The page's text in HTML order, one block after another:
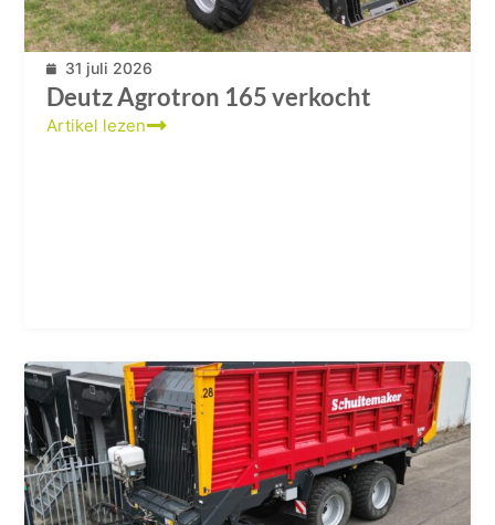
31 juli 2026
Deutz Agrotron 165 verkocht
Artikel lezen